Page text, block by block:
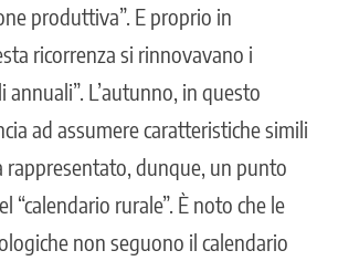
produttiva”. E proprio in
ricorrenza si rinnovavano i
annuali”. L’autunno, in questo
ad assumere caratteristiche simili
rappresentato, dunque, un punto
“calendario rurale”. È noto che le
non seguono il calendario